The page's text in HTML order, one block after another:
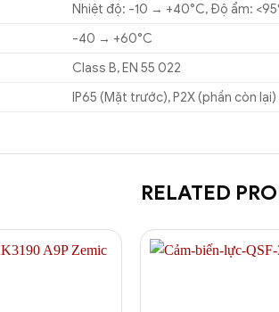
Nhiệt độ: -10 → +40°C, Độ ẩm:
-40 → +60°C
Class B, EN 55 022
IP65 (Mặt trước), P2X (phần còn lại)
RELATED